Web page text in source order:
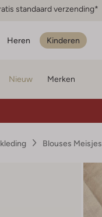
standaard verzending*
Heren Kinderen
Nieuw Merken
Blouses Meisjes